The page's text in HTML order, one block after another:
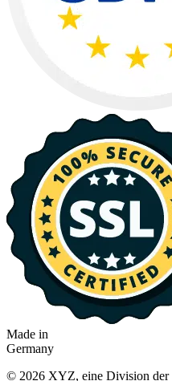
Made in
Germany
© 2026 XYZ, eine Division